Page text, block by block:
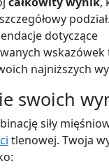
podział.
dotyczące
najniższych
swoich
siły
tlenowej. Twoja